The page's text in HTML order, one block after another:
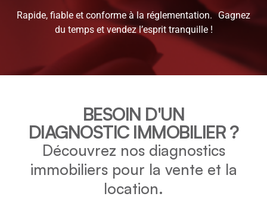
Rapide, fiable et conforme à la réglementation. Gagnez
du temps et vendez l’esprit tranquille !
BESOIN D'UN
DIAGNOSTIC IMMOBILIER ?
Découvrez nos diagnostics
immobiliers pour la vente et la
location.